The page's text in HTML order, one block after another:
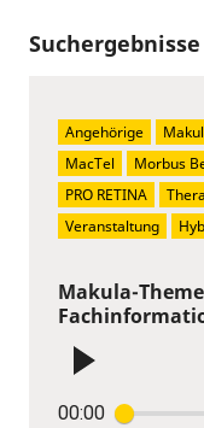
Suchergebnisse
Makula-
00:00
Angehörige
MacTel
Morbus
PRO RETINA
Veranstaltung